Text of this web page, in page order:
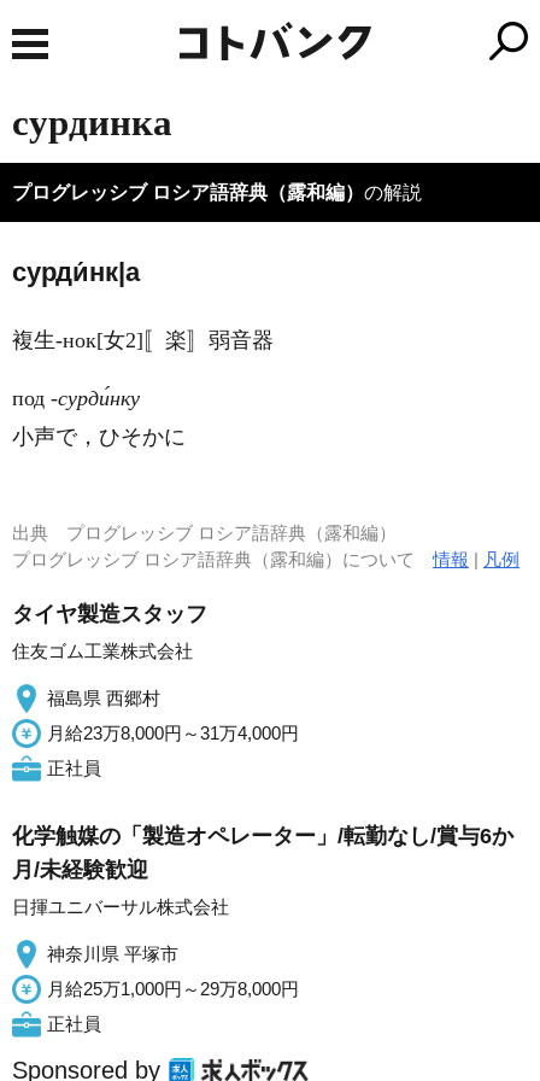
сурдинка
プログレッシブ ロシア語辞典（露和編） の解説
сурди́нк|а
複生-нок[女2]〚楽〛弱音器
под ‐сурди́нку
小声で，ひそかに
出典 プログレッシブ ロシア語辞典（露和編）
プログレッシブ ロシア語辞典（露和編）について情報 | 凡例
タイヤ製造スタッフ
住友ゴム工業株式会社
福島県 西郷村
月給23万8,000円～31万4,000円
正社員
化学触媒の「製造オペレーター」/転勤なし/賞与6か
月/未経験歓迎
日揮ユニバーサル株式会社
神奈川県 平塚市
月給25万1,000円～29万8,000円
正社員
Sponsored by